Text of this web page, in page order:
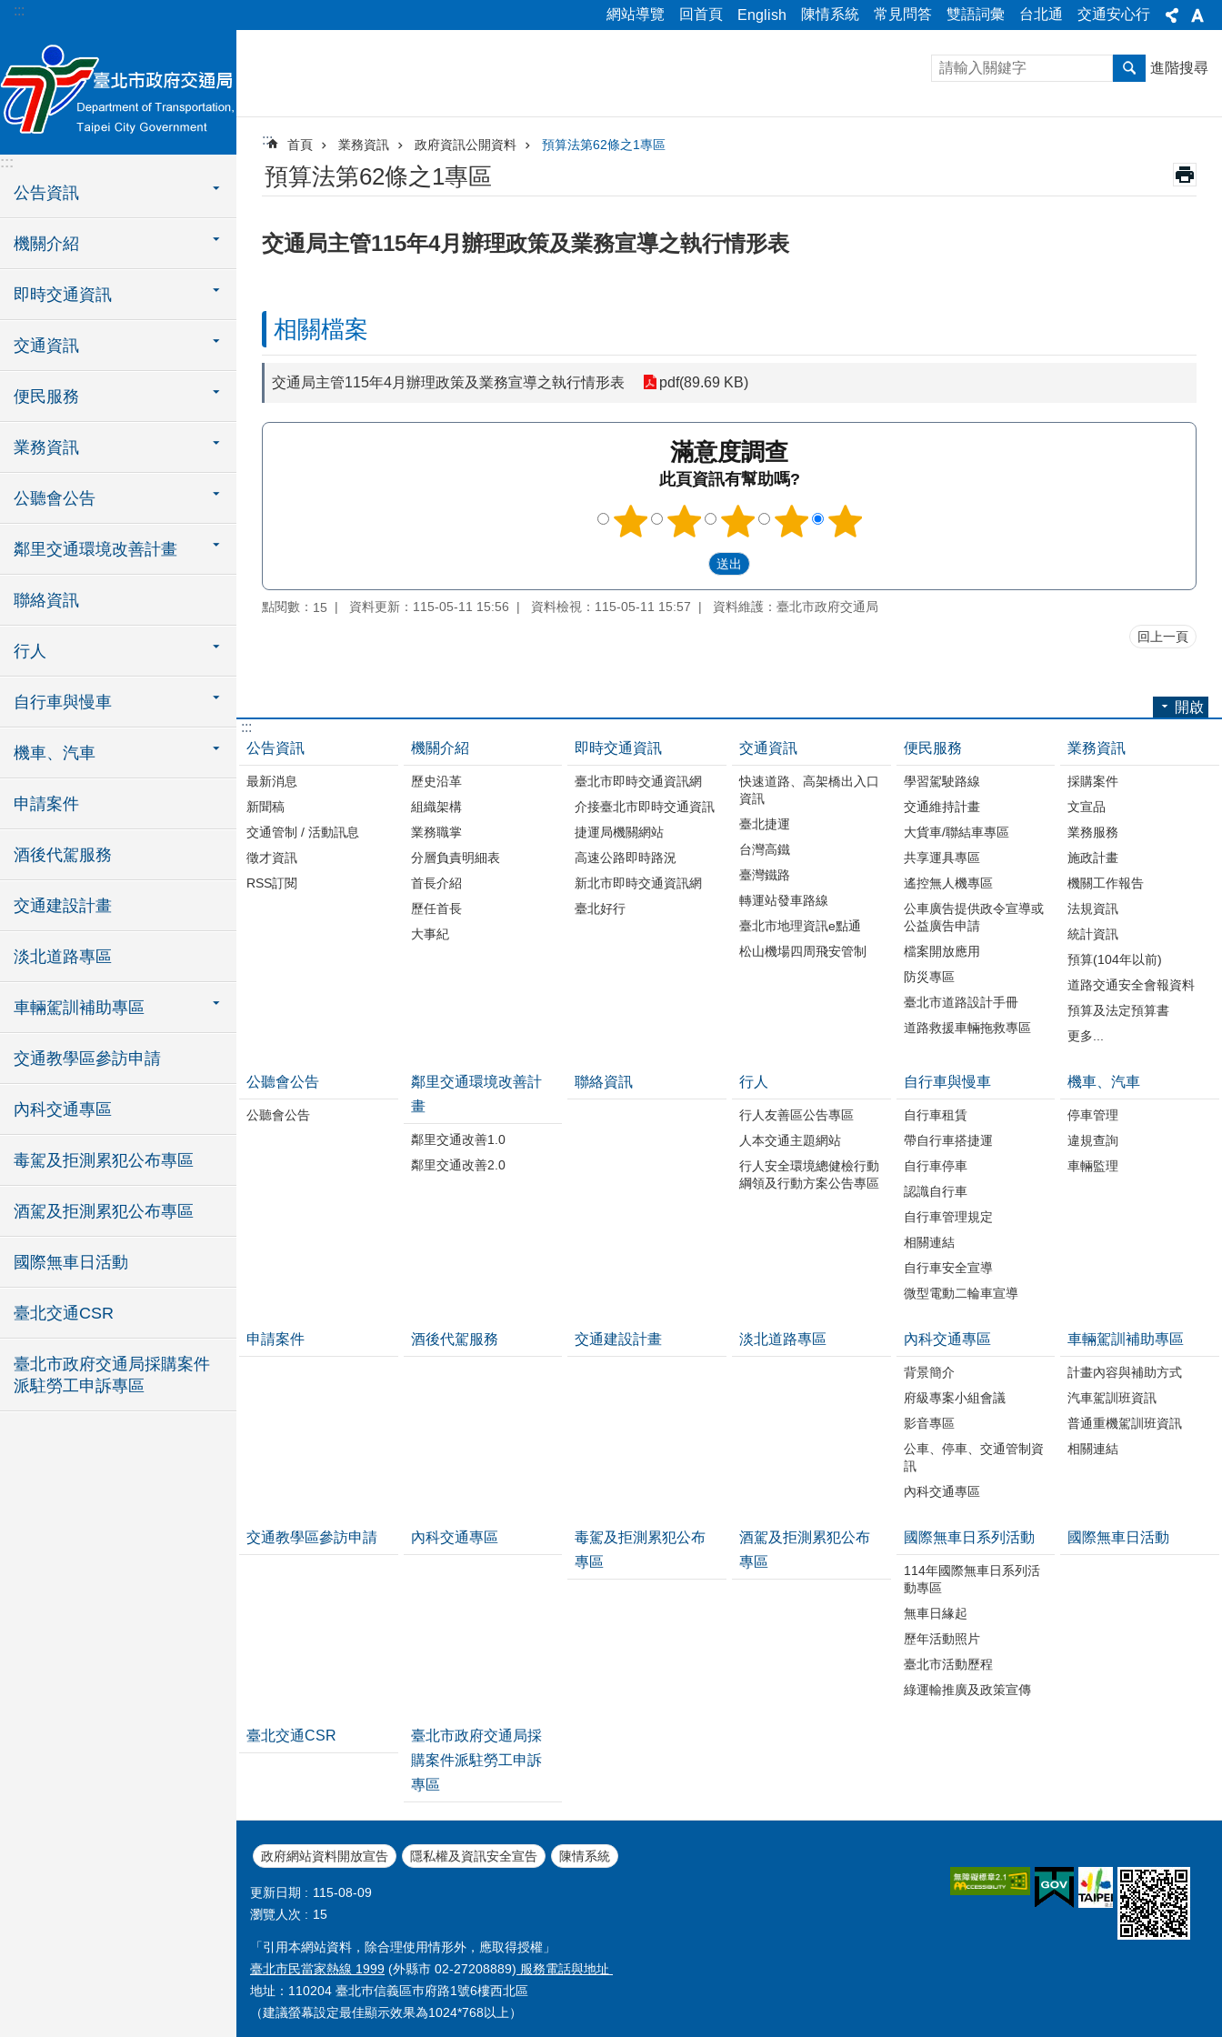
跳到主要內容區塊
::: 網站導覽 回首頁 English 陳情系統 常見問答 雙語詞彙 台北通 交通安心行
:::
公告資訊
機關介紹
即時交通資訊
交通資訊
便民服務
業務資訊
公聽會公告
鄰里交通環境改善計畫
聯絡資訊
行人
自行車與慢車
機車、汽車
申請案件
酒後代駕服務
交通建設計畫
淡北道路專區
車輛駕訓補助專區
交通教學區參訪申請
內科交通專區
毒駕及拒測累犯公布專區
酒駕及拒測累犯公布專區
國際無車日活動
臺北交通CSR
臺北市政府交通局採購案件
派駐勞工申訴專區
進階搜尋
::: 首頁 業務資訊 政府資訊公開資料 預算法第62條之1專區
預算法第62條之1專區
交通局主管115年4月辦理政策及業務宣導之執行情形表
相關檔案
交通局主管115年4月辦理政策及業務宣導之執行情形表 pdf(89.69 KB)
滿意度調查
此頁資訊有幫助嗎?
點閱數： 15 資料更新：115-05-11 15:56 資料檢視：115-05-11 15:57 資料維護：臺北市政府交通局
回上一頁
開啟
:::
公告資訊
最新消息
新聞稿
交通管制 / 活動訊息
徵才資訊
RSS訂閱
機關介紹
歷史沿革
組織架構
業務職掌
分層負責明細表
首長介紹
歷任首長
大事紀
即時交通資訊
臺北市即時交通資訊網
介接臺北市即時交通資訊
捷運局機關網站
高速公路即時路況
新北市即時交通資訊網
臺北好行
交通資訊
快速道路、高架橋出入口
資訊
臺北捷運
台灣高鐵
臺灣鐵路
轉運站發車路線
臺北市地理資訊e點通
松山機場四周飛安管制
便民服務
學習駕駛路線
交通維持計畫
大貨車/聯結車專區
共享運具專區
遙控無人機專區
公車廣告提供政令宣導或
公益廣告申請
檔案開放應用
防災專區
臺北市道路設計手冊
道路救援車輛拖救專區
業務資訊
採購案件
文宣品
業務服務
施政計畫
機關工作報告
法規資訊
統計資訊
預算(104年以前)
道路交通安全會報資料
預算及法定預算書
更多...
公聽會公告
公聽會公告
鄰里交通環境改善計
畫
鄰里交通改善1.0
鄰里交通改善2.0
聯絡資訊 行人
行人友善區公告專區
人本交通主題網站
行人安全環境總健檢行動
綱領及行動方案公告專區
自行車與慢車
自行車租賃
帶自行車搭捷運
自行車停車
認識自行車
自行車管理規定
相關連結
自行車安全宣導
微型電動二輪車宣導
機車、汽車
停車管理
違規查詢
車輛監理
申請案件 酒後代駕服務 交通建設計畫 淡北道路專區 內科交通專區
背景簡介
府級專案小組會議
影音專區
公車、停車、交通管制資
訊
內科交通專區
車輛駕訓補助專區
計畫內容與補助方式
汽車駕訓班資訊
普通重機駕訓班資訊
相關連結
交通教學區參訪申請 內科交通專區
毒駕及拒測累犯公布
專區
酒駕及拒測累犯公布
專區
國際無車日系列活動
114年國際無車日系列活
動專區
無車日緣起
歷年活動照片
臺北市活動歷程
綠運輸推廣及政策宣傳
國際無車日活動
臺北交通CSR
臺北市政府交通局採
購案件派駐勞工申訴
專區
政府網站資料開放宣告 隱私權及資訊安全宣告 陳情系統
更新日期
115-08-09
瀏覽人次
15
「引用本網站資料，除合理使用情形外，應取得授權」
臺北市民當家熱線 1999 (外縣市 02-27208889) 服務電話與地址
地址：110204 臺北巿信義區巿府路1號6樓西北區
（建議螢幕設定最佳顯示效果為1024*768以上）